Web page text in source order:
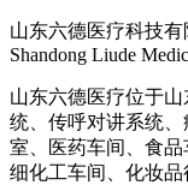
山东六德医疗科技有
Shandong Liude
山东六德医疗位于
统、传呼对讲系统
室、医药车间、食
细化工车间、化妆